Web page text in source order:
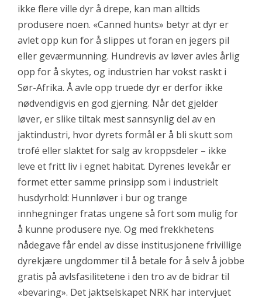
ikke flere ville dyr å drepe, kan man alltids
produsere noen. «Canned hunts» betyr at dyr er
avlet opp kun for å slippes ut foran en jegers pil
eller geværmunning. Hundrevis av løver avles årlig
opp for å skytes, og industrien har vokst raskt i
Sør-Afrika. Å avle opp truede dyr er derfor ikke
nødvendigvis en god gjerning. Når det gjelder
løver, er slike tiltak mest sannsynlig del av en
jaktindustri, hvor dyrets formål er å bli skutt som
trofé eller slaktet for salg av kroppsdeler – ikke
leve et fritt liv i egnet habitat. Dyrenes levekår er
formet etter samme prinsipp som i industrielt
husdyrhold: Hunnløver i bur og trange
innhegninger fratas ungene så fort som mulig for
å kunne produsere nye. Og med frekkhetens
nådegave får endel av disse institusjonene frivillige
dyrekjære ungdommer til å betale for å selv å jobbe
gratis på avlsfasilitetene i den tro av de bidrar til
«bevaring». Det jaktselskapet NRK har intervjuet